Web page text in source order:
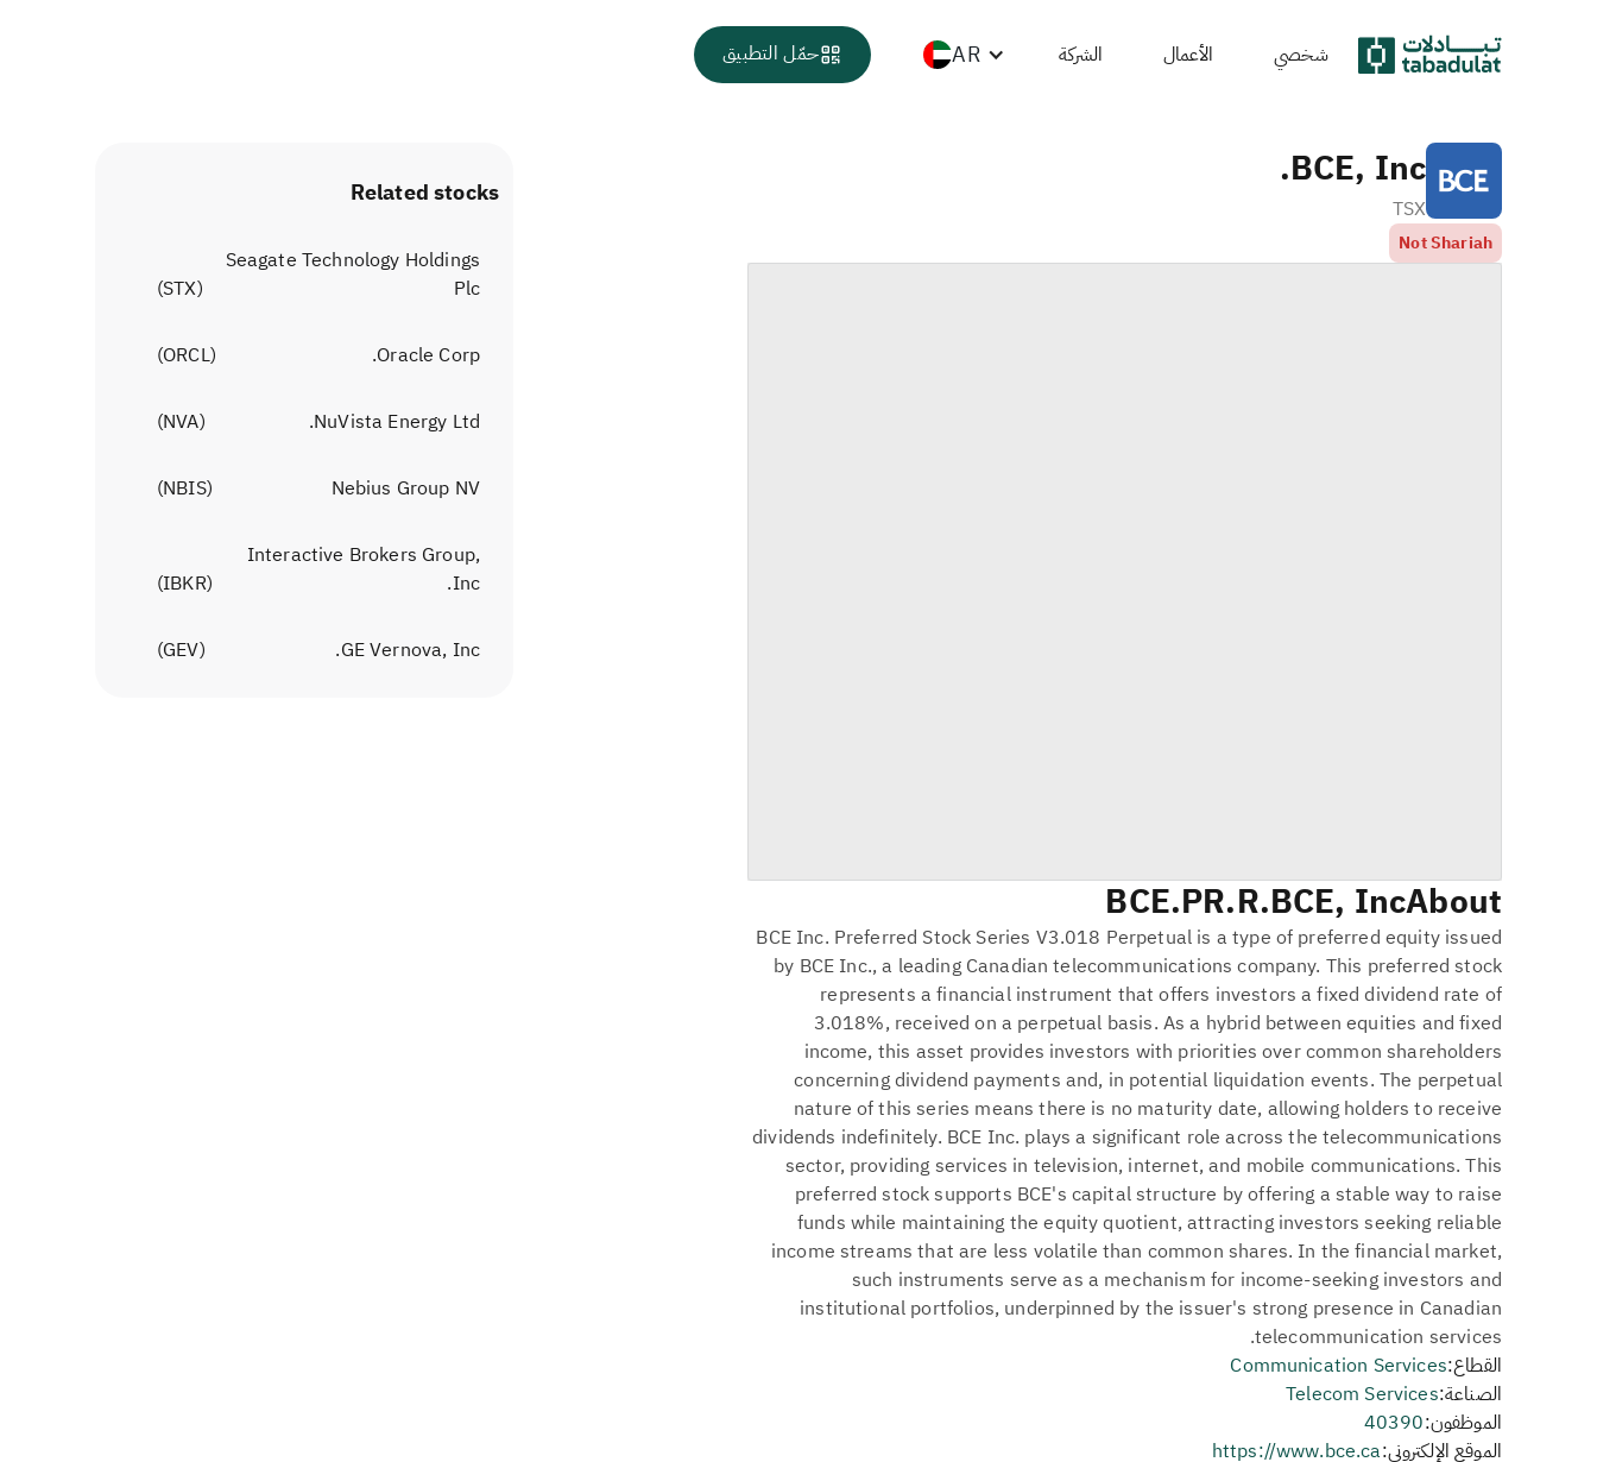
شخصي الأعمال الشركة AR حمّل التطبيق
BCE, Inc.
TSX
Not Shariah
About
BCE, Inc.
BCE.PR.R
BCE Inc. Preferred Stock Series V3.018 Perpetual is a type of preferred equity issued
by BCE Inc., a leading Canadian telecommunications company. This preferred stock
represents a financial instrument that offers investors a fixed dividend rate of
3.018%, received on a perpetual basis. As a hybrid between equities and fixed
income, this asset provides investors with priorities over common shareholders
concerning dividend payments and, in potential liquidation events. The perpetual
nature of this series means there is no maturity date, allowing holders to receive
dividends indefinitely. BCE Inc. plays a significant role across the telecommunications
sector, providing services in television, internet, and mobile communications. This
preferred stock supports BCE's capital structure by offering a stable way to raise
funds while maintaining the equity quotient, attracting investors seeking reliable
income streams that are less volatile than common shares. In the financial market,
such instruments serve as a mechanism for income-seeking investors and
institutional portfolios, underpinned by the issuer's strong presence in Canadian
telecommunication services.
القطاع:Communication Services
الصناعة:Telecom Services
الموظفون:40390
الموقع الإلكتروني:https://www.bce.ca
Related stocks
Seagate Technology Holdings
Plc
(
STX
)
Oracle Corp.
(
ORCL
)
NuVista Energy Ltd.
(
NVA
)
Nebius Group NV
(
NBIS
)
Interactive Brokers Group,
Inc.
(
IBKR
)
GE Vernova, Inc.
(
GEV
)